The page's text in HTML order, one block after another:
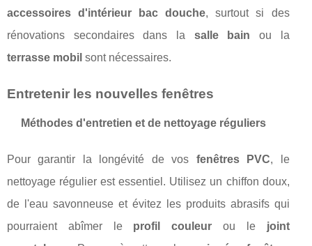
accessoires d'intérieur bac douche, surtout si des
rénovations secondaires dans la salle bain ou la
terrasse mobil sont nécessaires.
Entretenir les nouvelles fenêtres
Méthodes d'entretien et de nettoyage réguliers
Pour garantir la longévité de vos fenêtres PVC, le
nettoyage régulier est essentiel. Utilisez un chiffon doux,
de l'eau savonneuse et évitez les produits abrasifs qui
pourraient abîmer le profil couleur ou le joint